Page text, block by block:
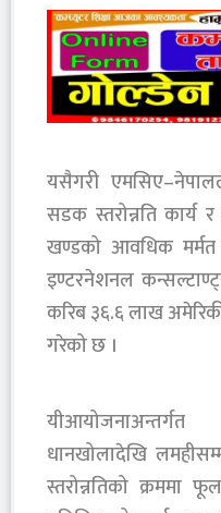
यसैगरी
सडक स्तरोन्नति कार्य
खण्डको आवधिक मर्मत
इण्टरनेशनल
करिब ३६.६ लाख
गरेको छ ।
यीआयोजनाअन्तर्गत
धानखोलादेखि
स्तरोन्नतिको